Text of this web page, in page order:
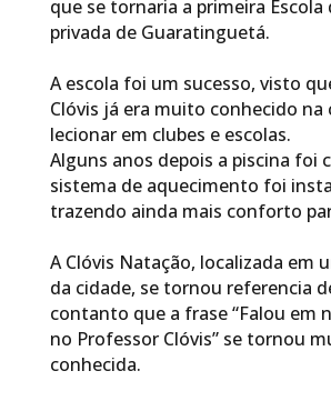
que se tornaria a primeira Escola
privada de Guaratinguetá.
A escola foi um sucesso, visto
Clóvis já era muito conhecido na
lecionar em clubes e escolas.
Alguns anos depois a piscina foi
sistema de aquecimento foi
trazendo ainda mais conforto
A Clóvis Natação, localizada em
da cidade, se tornou referencia
contanto que a frase “Falou em
no Professor Clóvis” se tornou
conhecida.